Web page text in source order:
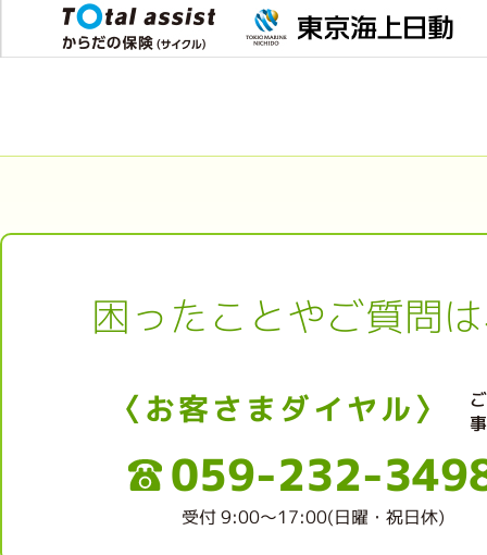
困ったことやご質問
〈お客さまダイヤル〉
059-232-
受付 9:00～17:00(日曜・祝日休)